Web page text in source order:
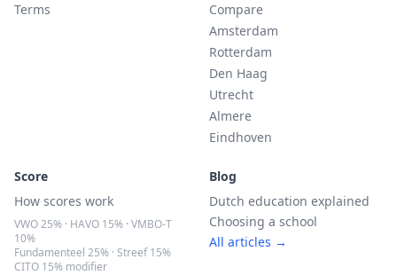
Terms
Compare
Amsterdam
Rotterdam
Den Haag
Utrecht
Almere
Eindhoven
Score
How scores work
VWO 25% · HAVO 15% · VMBO-T
10%
Fundamenteel 25% · Streef 15%
CITO 15% modifier
Blog
Dutch education explained
Choosing a school
All articles →